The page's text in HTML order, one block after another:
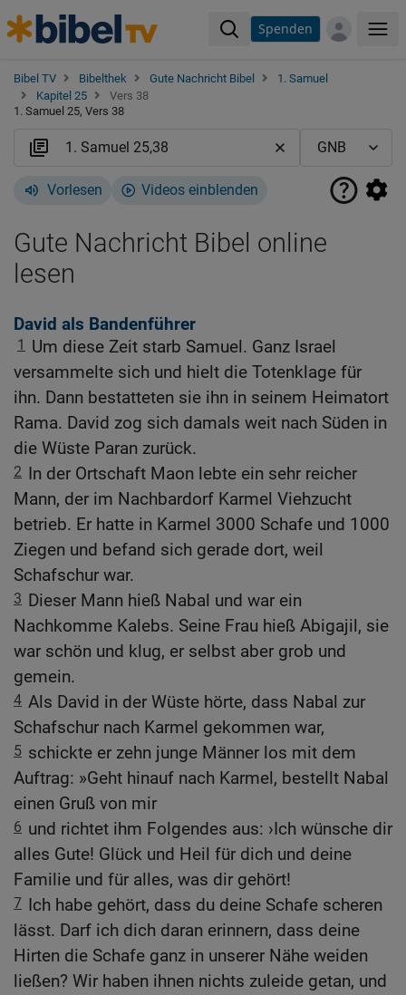
Spenden
Bibel TV Bibelthek Gute Nachricht Bibel
1. Samuel
Kapitel 25
Vers 38
1. Samuel 25, Vers 38
Vorlesen Videos einblenden
Gute Nachricht Bibel online
lesen
David als Bandenführer
1
Um diese Zeit starb Samuel. Ganz Israel
versammelte sich und hielt die Totenklage für
ihn. Dann bestatteten sie ihn in seinem Heimatort
Rama. David zog sich damals weit nach Süden in
die Wüste Paran zurück.
2 In der Ortschaft Maon lebte ein sehr reicher
Mann, der im Nachbardorf Karmel Viehzucht
betrieb. Er hatte in Karmel 3000 Schafe und 1000
Ziegen und befand sich gerade dort, weil
Schafschur war.
3 Dieser Mann hieß Nabal und war ein
Nachkomme Kalebs. Seine Frau hieß Abigajil, sie
war schön und klug, er selbst aber grob und
gemein.
4 Als David in der Wüste hörte, dass Nabal zur
Schafschur nach Karmel gekommen war,
5 schickte er zehn junge Männer los mit dem
Auftrag: »Geht hinauf nach Karmel, bestellt Nabal
einen Gruß von mir
6 und richtet ihm Folgendes aus: ›Ich wünsche dir
alles Gute! Glück und Heil für dich und deine
Familie und für alles, was dir gehört!
7 Ich habe gehört, dass du deine Schafe scheren
lässt. Darf ich dich daran erinnern, dass deine
Hirten die Schafe ganz in unserer Nähe weiden
ließen? Wir haben ihnen nichts zuleide getan, und